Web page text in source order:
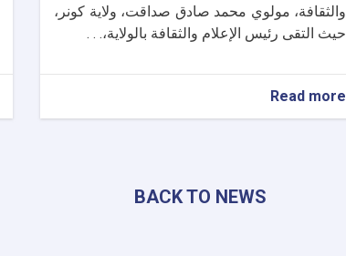
والثقافة، مولوي محمد صادق صداقت، ولاية كونر،
حيث التقى رئيس الإعلام والثقافة بالولاية،. . .
Read more
يزور
ولاية
BACK TO NEWS